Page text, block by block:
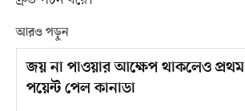
আরও পড়ুন
জয় না পাওয়ার আক্ষেপ থাকলেও প্রথম
পয়েন্ট পেল কানাডা